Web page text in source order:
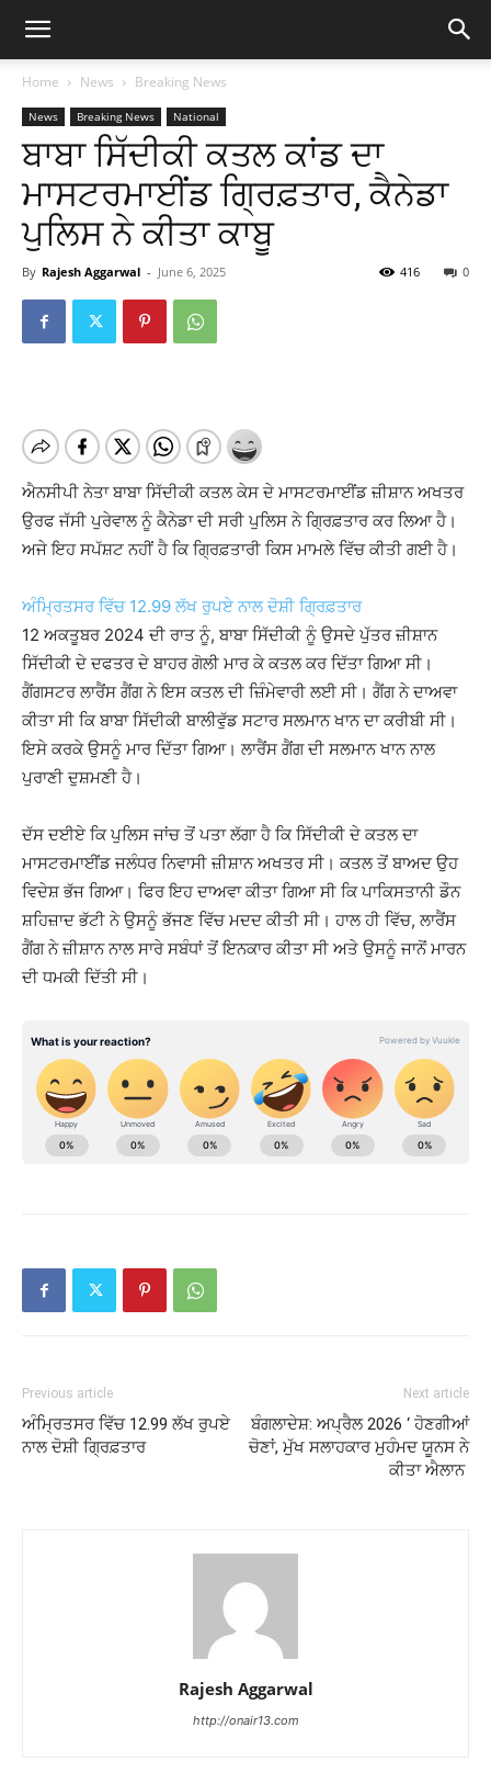
Home News Breaking News
News Breaking News National
ਬਾਬਾ ਸਿੱਦੀਕੀ ਕਤਲ ਕਾਂਡ ਦਾ
ਮਾਸਟਰਮਾਈਂਡ ਗ੍ਰਿਫ਼ਤਾਰ, ਕੈਨੇਡਾ
ਪੁਲਿਸ ਨੇ ਕੀਤਾ ਕਾਬੂ
By Rajesh Aggarwal - June 6, 2025 0
416
ਐਨਸੀਪੀ ਨੇਤਾ ਬਾਬਾ ਸਿੱਦੀਕੀ ਕਤਲ ਕੇਸ ਦੇ ਮਾਸਟਰਮਾਈਂਡ ਜ਼ੀਸ਼ਾਨ ਅਖਤਰ
ਉਰਫ ਜੱਸੀ ਪੁਰੇਵਾਲ ਨੂੰ ਕੈਨੇਡਾ ਦੀ ਸਰੀ ਪੁਲਿਸ ਨੇ ਗ੍ਰਿਫ਼ਤਾਰ ਕਰ ਲਿਆ ਹੈ।
ਅਜੇ ਇਹ ਸਪੱਸ਼ਟ ਨਹੀਂ ਹੈ ਕਿ ਗ੍ਰਿਫ਼ਤਾਰੀ ਕਿਸ ਮਾਮਲੇ ਵਿੱਚ ਕੀਤੀ ਗਈ ਹੈ।
ਅੰਮ੍ਰਿਤਸਰ ਵਿੱਚ 12.99 ਲੱਖ ਰੁਪਏ ਨਾਲ ਦੋਸ਼ੀ ਗ੍ਰਿਫ਼ਤਾਰ
12 ਅਕਤੂਬਰ 2024 ਦੀ ਰਾਤ ਨੂੰ, ਬਾਬਾ ਸਿੱਦੀਕੀ ਨੂੰ ਉਸਦੇ ਪੁੱਤਰ ਜ਼ੀਸ਼ਾਨ
ਸਿੱਦੀਕੀ ਦੇ ਦਫਤਰ ਦੇ ਬਾਹਰ ਗੋਲੀ ਮਾਰ ਕੇ ਕਤਲ ਕਰ ਦਿੱਤਾ ਗਿਆ ਸੀ।
ਗੈਂਗਸਟਰ ਲਾਰੈਂਸ ਗੈਂਗ ਨੇ ਇਸ ਕਤਲ ਦੀ ਜ਼ਿੰਮੇਵਾਰੀ ਲਈ ਸੀ। ਗੈਂਗ ਨੇ ਦਾਅਵਾ
ਕੀਤਾ ਸੀ ਕਿ ਬਾਬਾ ਸਿੱਦੀਕੀ ਬਾਲੀਵੁੱਡ ਸਟਾਰ ਸਲਮਾਨ ਖਾਨ ਦਾ ਕਰੀਬੀ ਸੀ।
ਇਸੇ ਕਰਕੇ ਉਸਨੂੰ ਮਾਰ ਦਿੱਤਾ ਗਿਆ। ਲਾਰੈਂਸ ਗੈਂਗ ਦੀ ਸਲਮਾਨ ਖਾਨ ਨਾਲ
ਪੁਰਾਣੀ ਦੁਸ਼ਮਣੀ ਹੈ।
ਦੱਸ ਦਈਏ ਕਿ ਪੁਲਿਸ ਜਾਂਚ ਤੋਂ ਪਤਾ ਲੱਗਾ ਹੈ ਕਿ ਸਿੱਦੀਕੀ ਦੇ ਕਤਲ ਦਾ
ਮਾਸਟਰਮਾਈਂਡ ਜਲੰਧਰ ਨਿਵਾਸੀ ਜ਼ੀਸ਼ਾਨ ਅਖਤਰ ਸੀ। ਕਤਲ ਤੋਂ ਬਾਅਦ ਉਹ
ਵਿਦੇਸ਼ ਭੱਜ ਗਿਆ। ਫਿਰ ਇਹ ਦਾਅਵਾ ਕੀਤਾ ਗਿਆ ਸੀ ਕਿ ਪਾਕਿਸਤਾਨੀ ਡੌਨ
ਸ਼ਹਿਜ਼ਾਦ ਭੱਟੀ ਨੇ ਉਸਨੂੰ ਭੱਜਣ ਵਿੱਚ ਮਦਦ ਕੀਤੀ ਸੀ। ਹਾਲ ਹੀ ਵਿੱਚ, ਲਾਰੈਂਸ
ਗੈਂਗ ਨੇ ਜ਼ੀਸ਼ਾਨ ਨਾਲ ਸਾਰੇ ਸਬੰਧਾਂ ਤੋਂ ਇਨਕਾਰ ਕੀਤਾ ਸੀ ਅਤੇ ਉਸਨੂੰ ਜਾਨੋਂ ਮਾਰਨ
ਦੀ ਧਮਕੀ ਦਿੱਤੀ ਸੀ।
Previous article
ਅੰਮ੍ਰਿਤਸਰ ਵਿੱਚ 12.99 ਲੱਖ ਰੁਪਏ
ਨਾਲ ਦੋਸ਼ੀ ਗ੍ਰਿਫ਼ਤਾਰ
Next article
ਬੰਗਲਾਦੇਸ਼: ਅਪ੍ਰੈਲ 2026 ‘ ਹੋਣਗੀਆਂ
ਚੋਣਾਂ, ਮੁੱਖ ਸਲਾਹਕਾਰ ਮੁਹੰਮਦ ਯੂਨਸ ਨੇ
ਕੀਤਾ ਐਲਾਨ
Rajesh Aggarwal
http://onair13.com